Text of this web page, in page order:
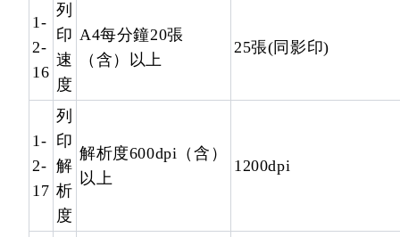
1-
2-
16
列
印
速
度
A4每分鐘20張
（含）以上
25張(同影印)
1-
2-
17
列
印
解
析
度
解析度600dpi（含）
以上
1200dpi